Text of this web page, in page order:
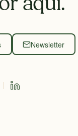
Newsletter